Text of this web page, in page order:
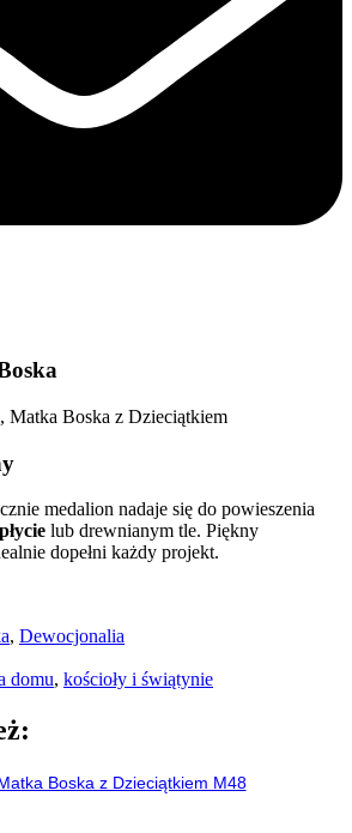
Matka Boska z Dzieciątkiem
medalion nadaje się do powieszenia
lub drewnianym tle. Piękny
dopełni każdy projekt.
, Dewocjonalia
domu, kościoły i świątynie
Boska z Dzieciątkiem M48